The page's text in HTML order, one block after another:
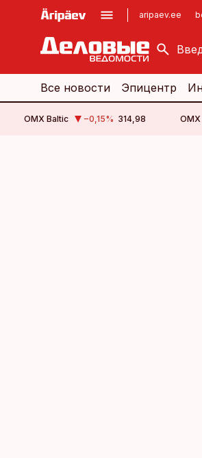
aripaev.ee
kinnisvarauudised.ee
logistikauudised.ee
Все новости Эпицентр
OMX Baltic −0,15% 314,98 OMX